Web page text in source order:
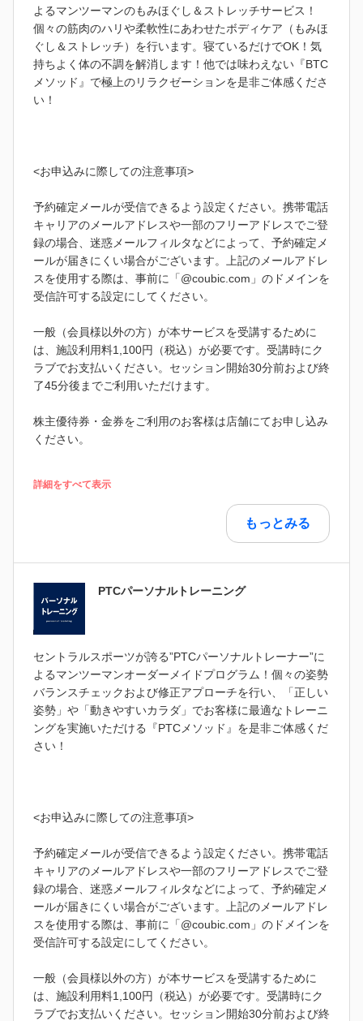
よるマンツーマンのもみほぐし＆ストレッチサービス！
個々の筋肉のハリや柔軟性にあわせたボディケア（もみほ
ぐし＆ストレッチ）を行います。寝ているだけでOK！気
持ちよく体の不調を解消します！他では味わえない『BTC
メソッド』で極上のリラクゼーションを是非ご体感くださ
い！
<お申込みに際しての注意事項>
予約確定メールが受信できるよう設定ください。携帯電話
キャリアのメールアドレスや一部のフリーアドレスでご登
録の場合、迷惑メールフィルタなどによって、予約確定メ
ールが届きにくい場合がございます。上記のメールアドレ
スを使用する際は、事前に「@coubic.com」のドメインを
受信許可する設定にしてください。
一般（会員様以外の方）が本サービスを受講するために
は、施設利用料1,100円（税込）が必要です。受講時にク
ラブでお支払いください。セッション開始30分前および終
了45分後までご利用いただけます。
株主優待券・金券をご利用のお客様は店舗にてお申し込み
ください。
詳細をすべて表示
もっとみる
PTCパーソナルトレーニング
セントラルスポーツが誇る”PTCパーソナルトレーナー”に
よるマンツーマンオーダーメイドプログラム！個々の姿勢
バランスチェックおよび修正アプローチを行い、「正しい
姿勢」や「動きやすいカラダ」でお客様に最適なトレーニ
ングを実施いただける『PTCメソッド』を是非ご体感くだ
さい！
<お申込みに際しての注意事項>
予約確定メールが受信できるよう設定ください。携帯電話
キャリアのメールアドレスや一部のフリーアドレスでご登
録の場合、迷惑メールフィルタなどによって、予約確定メ
ールが届きにくい場合がございます。上記のメールアドレ
スを使用する際は、事前に「@coubic.com」のドメインを
受信許可する設定にしてください。
一般（会員様以外の方）が本サービスを受講するために
は、施設利用料1,100円（税込）が必要です。受講時にク
ラブでお支払いください。セッション開始30分前および終